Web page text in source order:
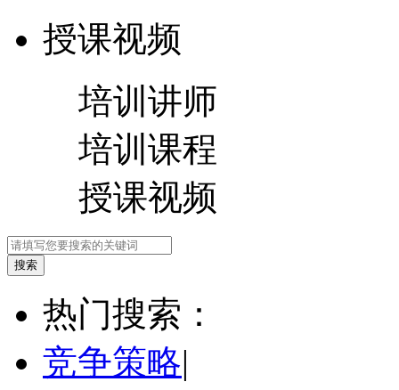
授课视频
培训讲师
培训课程
授课视频
热门搜索：
竞争策略|